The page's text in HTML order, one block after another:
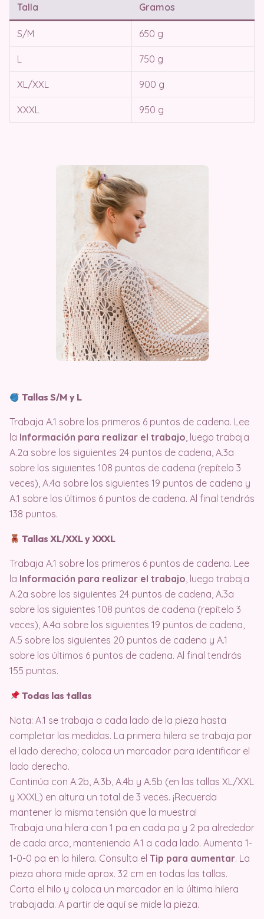
Talla Gramos
S/M 650 g
L 750 g
XL/XXL 900 g
XXXL 950 g
Tallas S/M y L
Trabaja A.1 sobre los primeros 6 puntos de cadena. Lee
la Información para realizar el trabajo , luego trabaja
A.2a sobre los siguientes 24 puntos de cadena, A.3a
sobre los siguientes 108 puntos de cadena (repítelo 3
veces), A.4a sobre los siguientes 19 puntos de cadena y
A.1 sobre los últimos 6 puntos de cadena. Al final tendrás
138 puntos.
Tallas XL/XXL y XXXL
Trabaja A.1 sobre los primeros 6 puntos de cadena. Lee
la Información para realizar el trabajo , luego trabaja
A.2a sobre los siguientes 24 puntos de cadena, A.3a
sobre los siguientes 108 puntos de cadena (repítelo 3
veces), A.4a sobre los siguientes 19 puntos de cadena,
A.5 sobre los siguientes 20 puntos de cadena y A.1
sobre los últimos 6 puntos de cadena. Al final tendrás
155 puntos.
Todas las tallas
Nota: A.1 se trabaja a cada lado de la pieza hasta
completar las medidas. La primera hilera se trabaja por
el lado derecho; coloca un marcador para identificar el
lado derecho.
Continúa con A.2b, A.3b, A.4b y A.5b (en las tallas XL/XXL
y XXXL) en altura un total de 3 veces. ¡Recuerda
mantener la misma tensión que la muestra!
Trabaja una hilera con 1 pa en cada pa y 2 pa alrededor
de cada arco, manteniendo A.1 a cada lado. Aumenta 1-
1-0-0 pa en la hilera. Consulta el Tip para aumentar. La
pieza ahora mide aprox. 32 cm en todas las tallas.
Corta el hilo y coloca un marcador en la última hilera
trabajada. A partir de aquí se mide la pieza.